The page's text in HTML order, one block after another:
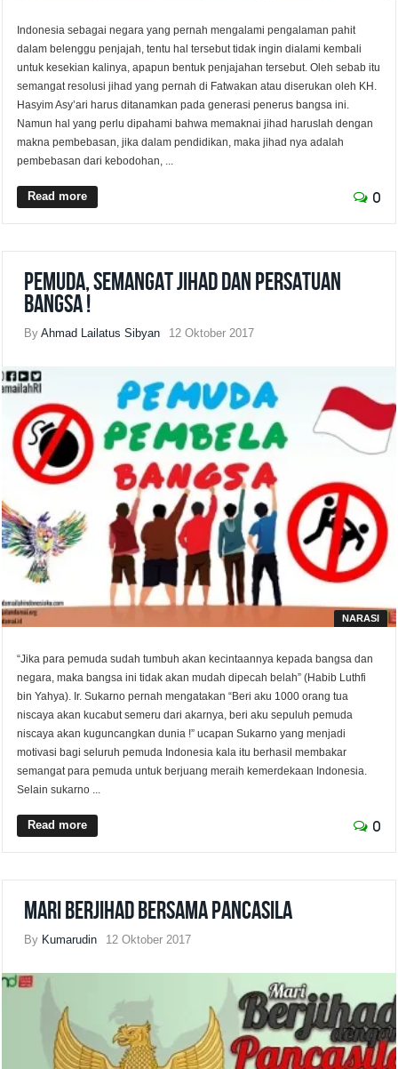
Indonesia sebagai negara yang pernah mengalami pengalaman pahit
dalam belenggu penjajah, tentu hal tersebut tidak ingin dialami kembali
untuk kesekian kalinya, apapun bentuk penjajahan tersebut. Oleh sebab itu
semangat resolusi jihad yang pernah di Fatwakan atau diserukan oleh KH.
Hasyim Asy’ari harus ditanamkan pada generasi penerus bangsa ini.
Namun hal yang perlu dipahami bahwa memaknai jihad haruslah dengan
makna pembebasan, jika dalam pendidikan, maka jihad nya adalah
pembebasan dari kebodohan, ...
Read more 0
Pemuda, Semangat Jihad dan Persatuan
Bangsa !
ByAhmad Lailatus Sibyan 12 Oktober 2017
NARASI
“Jika para pemuda sudah tumbuh akan kecintaannya kepada bangsa dan
negara, maka bangsa ini tidak akan mudah dipecah belah” (Habib Luthfi
bin Yahya). Ir. Sukarno pernah mengatakan “Beri aku 1000 orang tua
niscaya akan kucabut semeru dari akarnya, beri aku sepuluh pemuda
niscaya akan kuguncangkan dunia !” ucapan Sukarno yang menjadi
motivasi bagi seluruh pemuda Indonesia kala itu berhasil membakar
semangat para pemuda untuk berjuang meraih kemerdekaan Indonesia.
Selain sukarno ...
Read more 0
Mari Berjihad Bersama Pancasila
By Kumarudin 12 Oktober 2017